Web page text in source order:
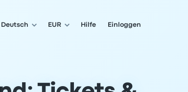
Deutsch EUR Hilfe Einloggen